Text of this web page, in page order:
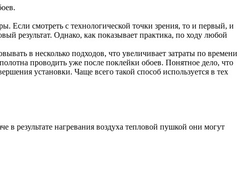
Если смотреть с технологической точки зрения, то и первый, и
результат. Однако, как показывает практика, по ходу любой
в несколько подходов, что увеличивает затраты по времени
проводить уже после поклейки обоев. Понятное дело, что
установки. Чаще всего такой способ используется в тех
результате нагревания воздуха тепловой пушкой они могут